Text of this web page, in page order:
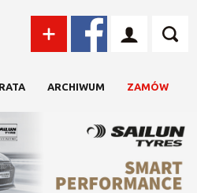
ARCHIWUM ZAMÓW